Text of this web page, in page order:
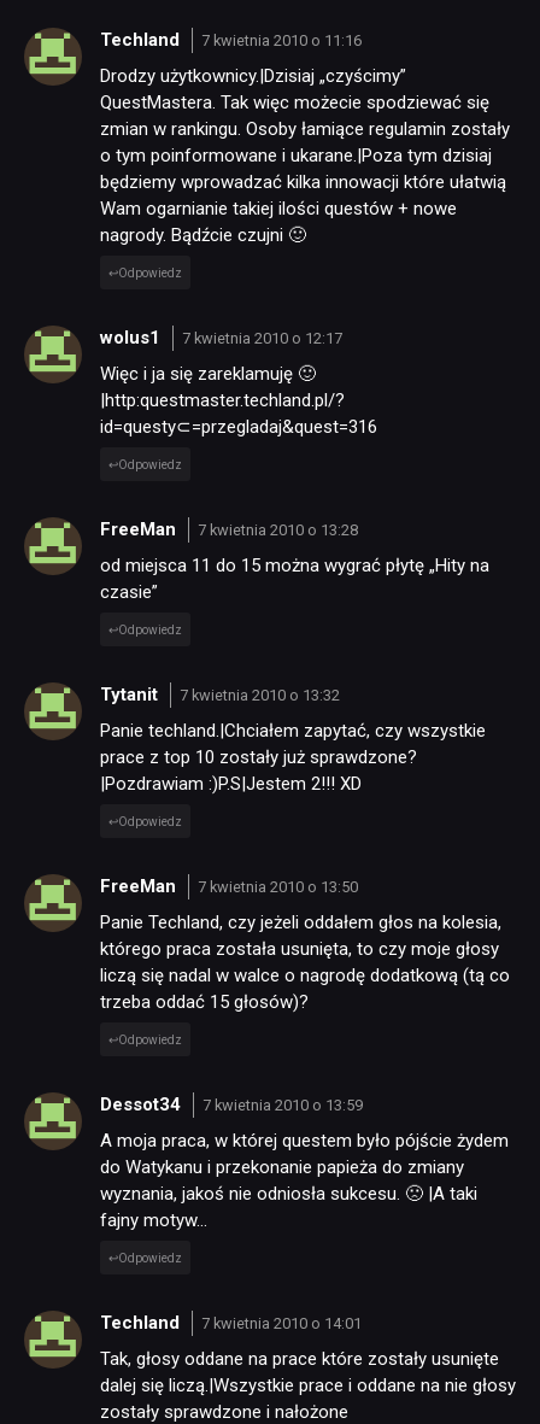
Techland 7 kwietnia 2010 o 11:16
Drodzy użytkownicy.|Dzisiaj „czyścimy”
QuestMastera. Tak więc możecie spodziewać się
zmian w rankingu. Osoby łamiące regulamin zostały
o tym poinformowane i ukarane.|Poza tym dzisiaj
będziemy wprowadzać kilka innowacji które ułatwią
Wam ogarnianie takiej ilości questów + nowe
nagrody. Bądźcie czujni 🙂
Odpowiedz
wolus1 7 kwietnia 2010 o 12:17
Więc i ja się zareklamuję 🙂
|http:questmaster.techland.pl/?
id=questy⊂=przegladaj&quest=316
Odpowiedz
FreeMan 7 kwietnia 2010 o 13:28
od miejsca 11 do 15 można wygrać płytę „Hity na
czasie”
Odpowiedz
Tytanit 7 kwietnia 2010 o 13:32
Panie techland.|Chciałem zapytać, czy wszystkie
prace z top 10 zostały już sprawdzone?
|Pozdrawiam :)P.S|Jestem 2!!! XD
Odpowiedz
FreeMan 7 kwietnia 2010 o 13:50
Panie Techland, czy jeżeli oddałem głos na kolesia,
którego praca została usunięta, to czy moje głosy
liczą się nadal w walce o nagrodę dodatkową (tą co
trzeba oddać 15 głosów)?
Odpowiedz
Dessot34 7 kwietnia 2010 o 13:59
A moja praca, w której questem było pójście żydem
do Watykanu i przekonanie papieża do zmiany
wyznania, jakoś nie odniosła sukcesu. 🙁 |A taki
fajny motyw…
Odpowiedz
Techland 7 kwietnia 2010 o 14:01
Tak, głosy oddane na prace które zostały usunięte
dalej się liczą.|Wszystkie prace i oddane na nie głosy
zostały sprawdzone i nałożone